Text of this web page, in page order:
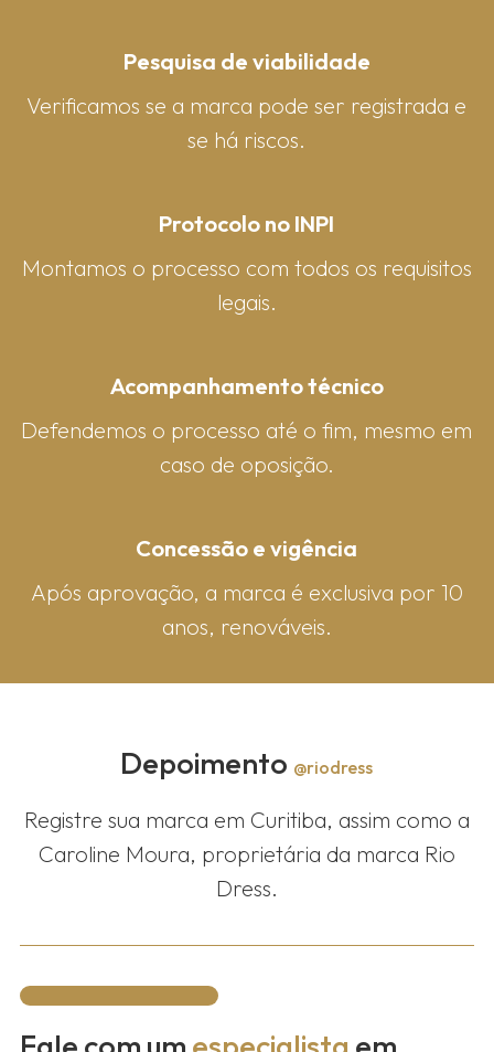
Pesquisa de viabilidade
Verificamos se a marca pode ser registrada e
se há riscos.
Protocolo no INPI
Montamos o processo com todos os requisitos
legais.
Acompanhamento técnico
Defendemos o processo até o fim, mesmo em
caso de oposição.
Concessão e vigência
Após aprovação, a marca é exclusiva por 10
anos, renováveis.
Depoimento @riodress
Registre sua marca em Curitiba, assim como a
Caroline Moura, proprietária da marca Rio
Dress.